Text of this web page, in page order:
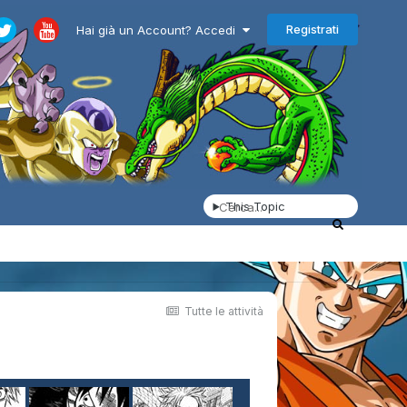
Hai già un Account? Accedi Registrati
This Topic
Tutte le attività